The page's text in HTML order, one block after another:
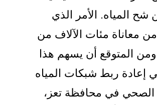
شح المياه. الأمر الذي
معاناة مئات الآلاف من
المتوقع أن يسهم هذا
إعادة ربط شبكات المياه
في محافظة تعز،